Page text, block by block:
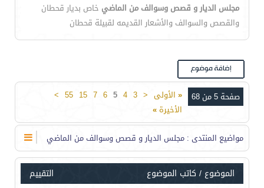
مجلس الديار و قصص وسوالف من الماضي خاص بديار قحطان
والقصص والسوالف والأشعار القديمه لقبيلة قحطان
صفحة 5 من 68 « الأولى <
3
4
5
6
7
15
55
>
الأخيرة»
مواضيع المنتدى : مجلس الديار و قصص وسوالف من الماضي
التقييم الموضوع / كاتب الموضوع